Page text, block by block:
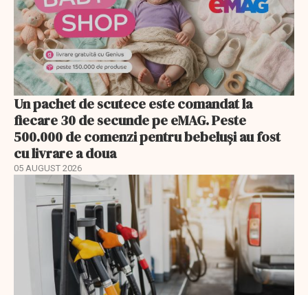
Un pachet de scutece este comandat la
fiecare 30 de secunde pe eMAG. Peste
500.000 de comenzi pentru bebeluși au fost
cu livrare a doua
05 AUGUST 2026